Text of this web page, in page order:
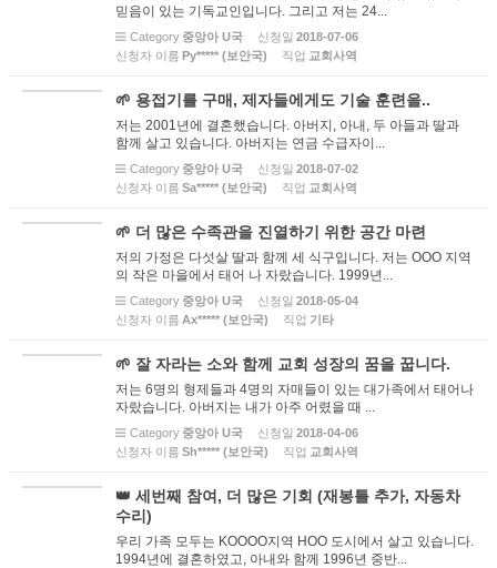
믿음이 있는 기독교인입니다. 그리고 저는 24...
Category 중앙아 U국 신청일 2018-07-06
신청자 이름 Ру***** (보안국) 직업 교회사역
🌱 용접기를 구매, 제자들에게도 기술 훈련을..
저는 2001년에 결혼했습니다. 아버지, 아내, 두 아들과 딸과
함께 살고 있습니다. 아버지는 연금 수급자이...
Category 중앙아 U국 신청일 2018-07-02
신청자 이름 Sa***** (보안국) 직업 교회사역
🌱 더 많은 수족관을 진열하기 위한 공간 마련
저의 가정은 다섯살 딸과 함께 세 식구입니다. 저는 OOO 지역
의 작은 마을에서 태어 나 자랐습니다. 1999년...
Category 중앙아 U국 신청일 2018-05-04
신청자 이름 Ах***** (보안국) 직업 기타
🌱 잘 자라는 소와 함께 교회 성장의 꿈을 꿉니다.
저는 6명의 형제들과 4명의 자매들이 있는 대가족에서 태어나
자랐습니다. 아버지는 내가 아주 어렸을 때 ...
Category 중앙아 U국 신청일 2018-04-06
신청자 이름 Sh***** (보안국) 직업 교회사역
👑 세번째 참여, 더 많은 기회 (재봉틀 추가, 자동차
수리)
우리 가족 모두는 KOOOO지역 HOO 도시에서 살고 있습니다.
1994년에 결혼하였고, 아내와 함께 1996년 중반...